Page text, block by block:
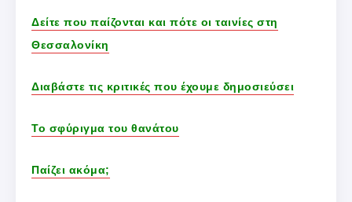
Δείτε που παίζονται και πότε οι ταινίες στη
Θεσσαλονίκη
Διαβάστε τις κριτικές που έχουμε δημοσιεύσει
Το σφύριγμα του θανάτου
Παίζει ακόμα;